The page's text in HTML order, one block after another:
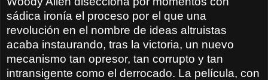
sádica ironía el proceso por el que una
revolución en el nombre de ideas altruistas
acaba instaurando, tras la victoria, un nuevo
mecanismo tan opresor, tan corrupto y tan
intransigente como el derrocado. La película, con